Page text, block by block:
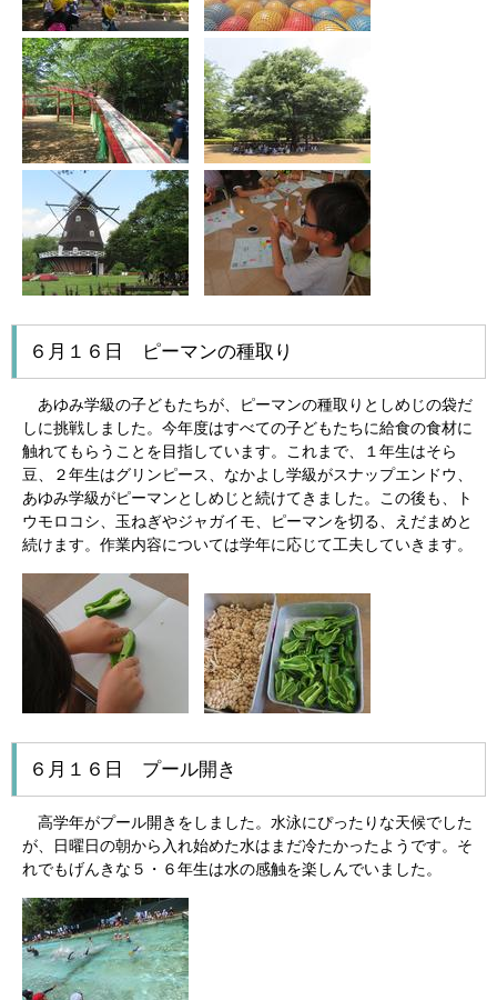
６月１６日 ピーマンの種取り
あゆみ学級の子どもたちが、ピーマンの種取りとしめじの袋だ
しに挑戦しました。今年度はすべての子どもたちに給食の食材に
触れてもらうことを目指しています。これまで、１年生はそら
豆、２年生はグリンピース、なかよし学級がスナップエンドウ、
あゆみ学級がピーマンとしめじと続けてきました。この後も、ト
ウモロコシ、玉ねぎやジャガイモ、ピーマンを切る、えだまめと
続けます。作業内容については学年に応じて工夫していきます。
６月１６日 プール開き
高学年がプール開きをしました。水泳にぴったりな天候でした
が、日曜日の朝から入れ始めた水はまだ冷たかったようです。そ
れでもげんきな５・６年生は水の感触を楽しんでいました。